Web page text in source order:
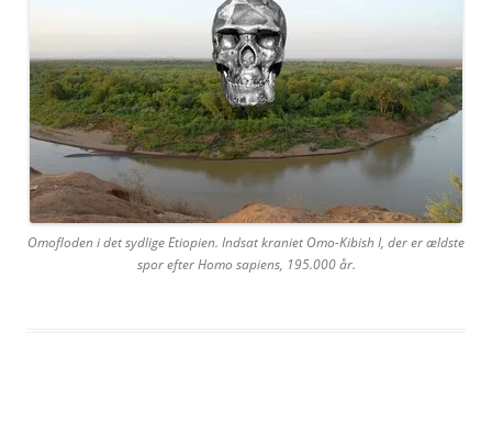
Omofloden i det sydlige Etiopien. Indsat kraniet Omo-Kibish I, der er ældste
spor efter Homo sapiens, 195.000 år.